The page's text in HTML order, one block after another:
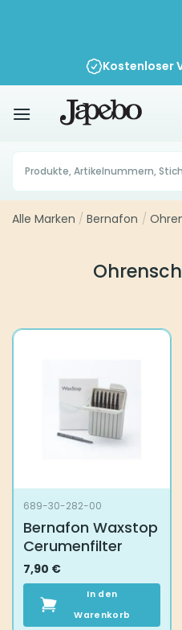
Kostenloser
Products
search
Alle Marken / Bernafon /
689-30-282-00
Bernafon Waxstop
Cerumenfilter
7,90 €
In den
Warenkorb